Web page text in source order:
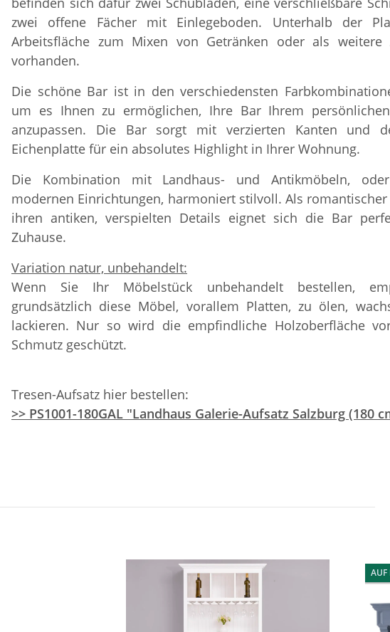
zwei offene Fächer mit Einlegeboden. Unterhalb der
Arbeitsfläche zum Mixen von Getränken oder als weitere
vorhanden.
Die schöne Bar ist in den verschiedensten
um es Ihnen zu ermöglichen, Ihre Bar Ihrem
anzupassen. Die Bar sorgt mit verzierten Kanten und
Eichenplatte für ein absolutes Highlight in Ihrer Wohnung.
Die Kombination mit Landhaus- und Antikmöbeln,
modernen Einrichtungen, harmoniert stilvoll. Als
ihren antiken, verspielten Details eignet sich die Bar
Zuhause.
Variation natur, unbehandelt:
Wenn Sie Ihr Möbelstück unbehandelt bestellen,
grundsätzlich diese Möbel, vorallem Platten, zu ölen,
lackieren. Nur so wird die empfindliche Holzoberfläche
Schmutz geschützt.
Tresen-Aufsatz hier bestellen:
>> PS1001-180GAL "Landhaus Galerie-Aufsatz Salzburg (180
AUF